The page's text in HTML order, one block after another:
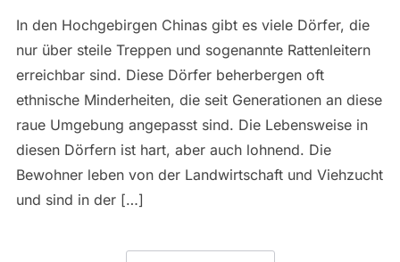
In den Hochgebirgen Chinas gibt es viele Dörfer, die
nur über steile Treppen und sogenannte Rattenleitern
erreichbar sind. Diese Dörfer beherbergen oft
ethnische Minderheiten, die seit Generationen an diese
raue Umgebung angepasst sind. Die Lebensweise in
diesen Dörfern ist hart, aber auch lohnend. Die
Bewohner leben von der Landwirtschaft und Viehzucht
und sind in der […]